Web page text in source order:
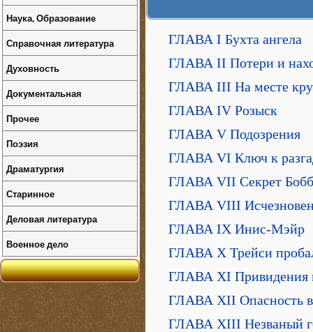
ГЛАВА I Бухта ангела
ГЛАВА II Потери и
ГЛАВА III На месте
ГЛАВА IV Розыск
ГЛАВА V Подозрения
ГЛАВА VI Ключ к
ГЛАВА VII Секрет
ГЛАВА VIII
ГЛАВА IX Инис-Мэйр
ГЛАВА Х Трейси
ГЛАВА XI Привидения
ГЛАВА XII Опасность в
ГЛАВА XIII Незваный
Наука, Образование
Справочная литература
Духовность
Документальная
Прочее
Поэзия
Драматургия
Старинное
Деловая литература
Военное дело